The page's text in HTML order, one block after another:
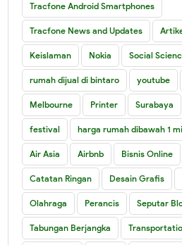
Tracfone Android Smartphones
Tracfone News and Updates
Keislaman Nokia Social
rumah dijual di bintaro youtube
Melbourne Printer Surabaya
festival harga rumah dibawah 1
Air Asia Airbnb Bisnis Online
Catatan Ringan Desain Grafis
Olahraga Perancis Seputar
Tabungan Berjangka